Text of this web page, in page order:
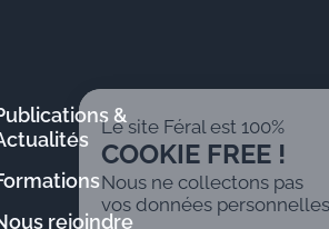
&
rejoindre
!
pas